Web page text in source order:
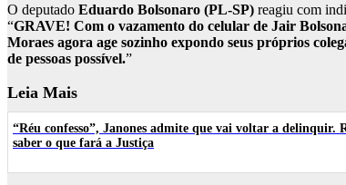
O deputado Eduardo Bolsonaro (PL-SP) reagiu com
“GRAVE! Com o vazamento do celular de Jair
Moraes agora age sozinho expondo seus próprios
de pessoas possível.”
Leia Mais
“Réu confesso”, Janones admite que vai voltar a delinquir.
saber o que fará a Justiça